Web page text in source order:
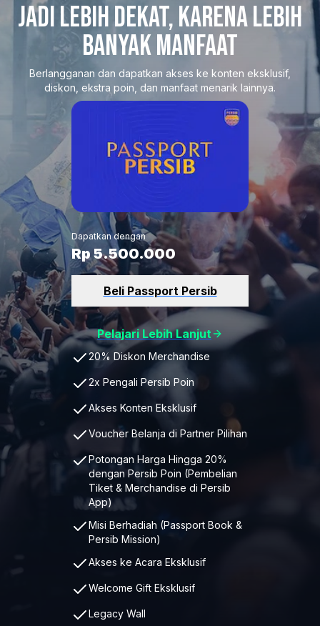
JADI LEBIH DEKAT, KARENA LEBIH
BANYAK MANFAAT
Berlangganan dan dapatkan akses ke konten eksklusif,
diskon, ekstra poin, dan manfaat menarik lainnya.
Dapatkan dengan
Rp 5.500.000
Beli Passport Persib
Pelajari Lebih Lanjut
20% Diskon Merchandise
2x Pengali Persib Poin
Akses Konten Eksklusif
Voucher Belanja di Partner Pilihan
Potongan Harga Hingga 20%
dengan Persib Poin (Pembelian
Tiket & Merchandise di Persib
App)
Misi Berhadiah (Passport Book &
Persib Mission)
Akses ke Acara Eksklusif
Welcome Gift Eksklusif
Legacy Wall